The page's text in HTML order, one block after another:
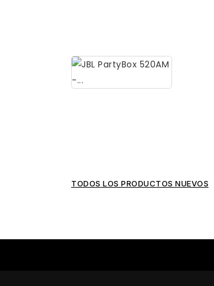
Altavoz...
TODOS LOS PRODUCTOS NUEVOS